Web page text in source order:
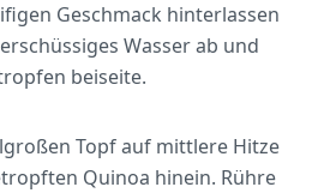
Geschmack hinterlassen
Wasser ab und
beiseite.
Topf auf mittlere Hitze
Quinoa hinein. Rühre